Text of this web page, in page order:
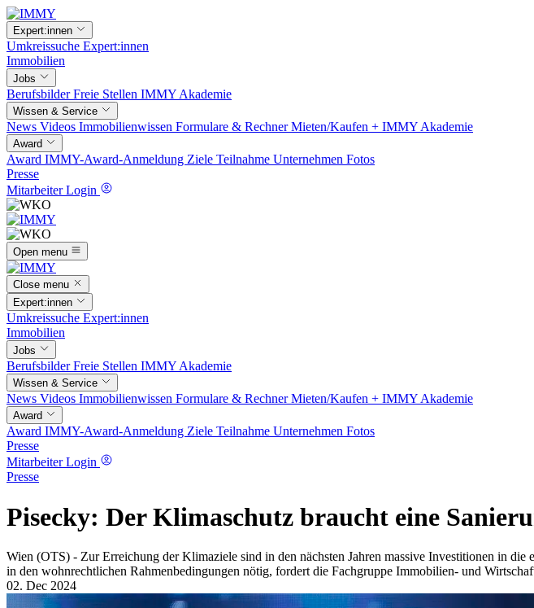
Expert:innen
Umkreissuche Expert:innen
Immobilien
Jobs
BerufsbilderFreie Stellen IMMY Akademie
Wissen & Service
News Videos Immobilienwissen Formulare & RechnerMieten/Kaufen + IMMY Akademie
Award
Award IMMY-Award-Anmeldung Ziele Teilnahme Unternehmen Fotos
Presse
Mitarbeiter Login
Open menu
Close menu
Expert:innen
Umkreissuche Expert:innen
Immobilien
Jobs
BerufsbilderFreie Stellen IMMY Akademie
Wissen & Service
News Videos Immobilienwissen Formulare & RechnerMieten/Kaufen + IMMY Akademie
Award
Award IMMY-Award-Anmeldung Ziele Teilnahme Unternehmen Fotos
Presse
Mitarbeiter Login
Presse
Pisecky: Der Klimaschutz braucht eine
Wien (OTS) - Zur Erreichung der Klimaziele sind in den nächsten Jahren massive Investitionen in
in den wohnrechtlichen Rahmenbedingungen nötig, fordert die Fachgruppe Immobilien- und
02. Dec 2024